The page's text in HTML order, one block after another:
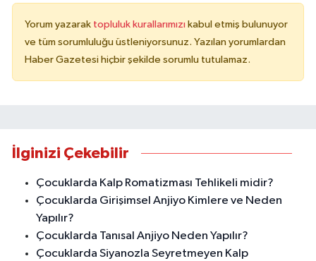
Yorum yazarak topluluk kurallarımızı kabul etmiş bulunuyor
ve tüm sorumluluğu üstleniyorsunuz. Yazılan yorumlardan
Haber Gazetesi hiçbir şekilde sorumlu tutulamaz.
İlginizi Çekebilir
Çocuklarda Kalp Romatizması Tehlikeli midir?
Çocuklarda Girişimsel Anjiyo Kimlere ve Neden
Yapılır?
Çocuklarda Tanısal Anjiyo Neden Yapılır?
Çocuklarda Siyanozla Seyretmeyen Kalp